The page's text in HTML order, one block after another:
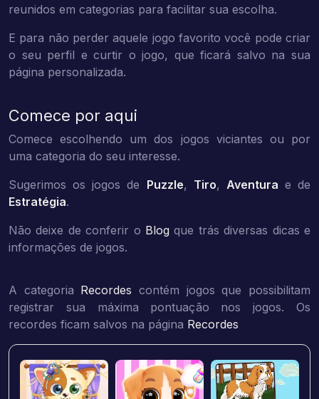
reunidos em categorias para facilitar sua escolha.
E para não perder aquele jogo favorito você pode criar
o seu perfil e curtir o jogo, que ficará salvo na sua
página personalizada.
Comece por aqui
Comece escolhendo um dos jogos viciantes ou por
uma categoria do seu interesse.
Sugerimos os jogos de Puzzle, Tiro, Aventura e de
Estratégia.
Não deixe de conferir o Blog que trás diversas dicas e
informações de jogos.
A categoria Recordes contém jogos que possibilitam
registrar sua máxima pontuação nos jogos. Os
recordes ficam salvos na página Recordes